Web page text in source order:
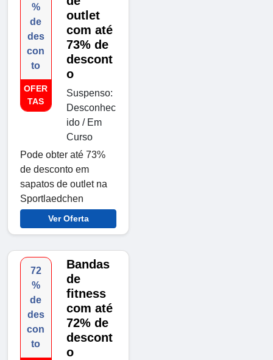
%
de
des
con
to
OFER
TAS
outlet
com até
73% de
descont
o
Suspenso:
Desconhec
ido / Em
Curso
Pode obter até 73%
de desconto em
sapatos de outlet na
Sportlaedchen
Ver Oferta
72
%
de
des
con
to
Bandas
de
fitness
com até
72% de
descont
o